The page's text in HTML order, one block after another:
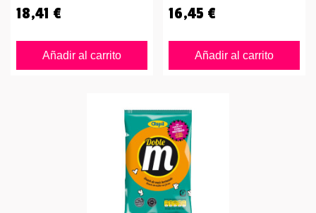
18,41 €
Añadir al carrito
16,45 €
Añadir al carrito